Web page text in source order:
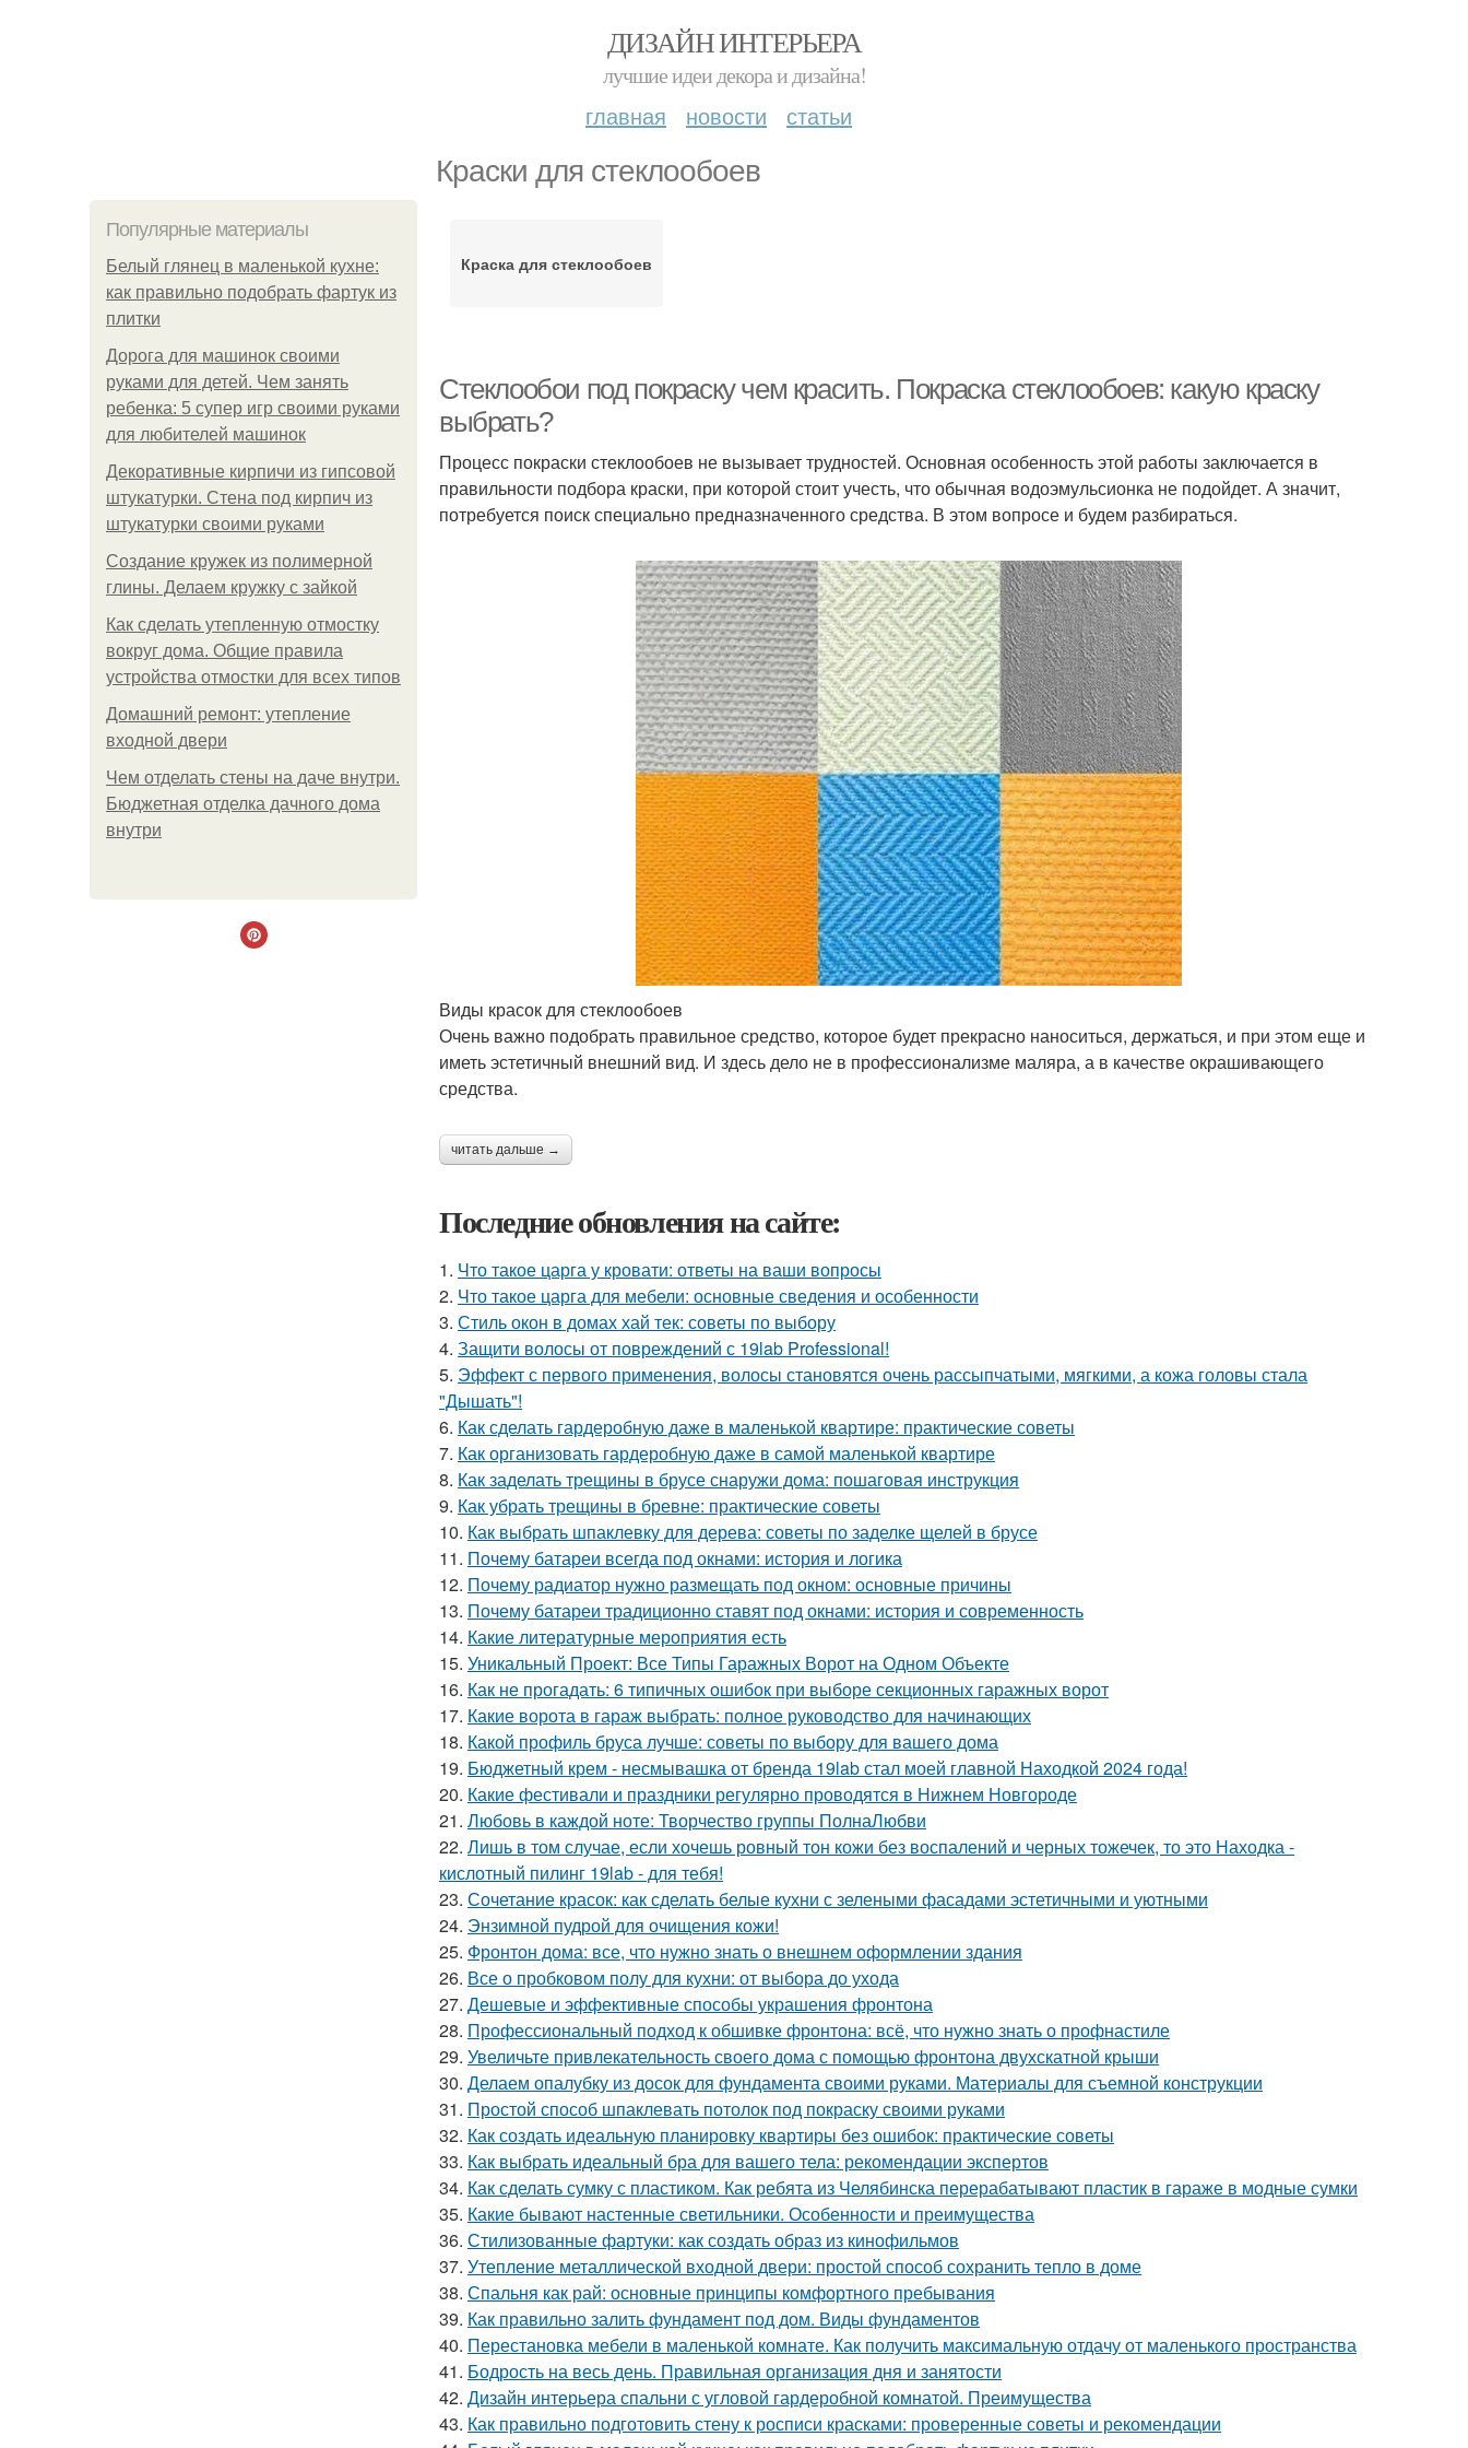
ДИЗАЙН ИНТЕРЬЕРА
лучшие идеи декора и дизайна!
главная новости статьи
Краски для стеклообоев
Популярные материалы
Белый глянец в маленькой кухне:
как правильно подобрать фартук из
плитки
Дорога для машинок своими
руками для детей. Чем занять
ребенка: 5 супер игр своими руками
для любителей машинок
Декоративные кирпичи из гипсовой
штукатурки. Стена под кирпич из
штукатурки своими руками
Создание кружек из полимерной
глины. Делаем кружку с зайкой
Как сделать утепленную отмостку
вокруг дома. Общие правила
устройства отмостки для всех типов
Домашний ремонт: утепление
входной двери
Чем отделать стены на даче внутри.
Бюджетная отделка дачного дома
внутри
Краска для стеклообоев
Стеклообои под покраску чем красить. Покраска стеклообоев: какую краску
выбрать?
Процесс покраски стеклообоев не вызывает трудностей. Основная особенность этой работы заключается в
правильности подбора краски, при которой стоит учесть, что обычная водоэмульсионка не подойдет. А значит,
потребуется поиск специально предназначенного средства. В этом вопросе и будем разбираться.
Виды красок для стеклообоев
Очень важно подобрать правильное средство, которое будет прекрасно наноситься, держаться, и при этом еще и
иметь эстетичный внешний вид. И здесь дело не в профессионализме маляра, а в качестве окрашивающего
средства.
читать дальше →
Последние обновления на сайте:
1. Что такое царга у кровати: ответы на ваши вопросы
2. Что такое царга для мебели: основные сведения и особенности
3. Стиль окон в домах хай тек: советы по выбору
4. Защити волосы от повреждений с 19lab Professional!
5. Эффект с первого применения, волосы становятся очень рассыпчатыми, мягкими, а кожа головы стала
"Дышать"!
6. Как сделать гардеробную даже в маленькой квартире: практические советы
7. Как организовать гардеробную даже в самой маленькой квартире
8. Как заделать трещины в брусе снаружи дома: пошаговая инструкция
9. Как убрать трещины в бревне: практические советы
10. Как выбрать шпаклевку для дерева: советы по заделке щелей в брусе
11. Почему батареи всегда под окнами: история и логика
12. Почему радиатор нужно размещать под окном: основные причины
13. Почему батареи традиционно ставят под окнами: история и современность
14. Какие литературные мероприятия есть
15. Уникальный Проект: Все Типы Гаражных Ворот на Одном Объекте
16. Как не прогадать: 6 типичных ошибок при выборе секционных гаражных ворот
17. Какие ворота в гараж выбрать: полное руководство для начинающих
18. Какой профиль бруса лучше: советы по выбору для вашего дома
19. Бюджетный крем - несмывашка от бренда 19lab стал моей главной Находкой 2024 года!
20. Какие фестивали и праздники регулярно проводятся в Нижнем Новгороде
21. Любовь в каждой ноте: Творчество группы ПолнаЛюбви
22. Лишь в том случае, если хочешь ровный тон кожи без воспалений и черных тожечек, то это Находка -
кислотный пилинг 19lab - для тебя!
23. Сочетание красок: как сделать белые кухни с зелеными фасадами эстетичными и уютными
24. Энзимной пудрой для очищения кожи!
25. Фронтон дома: все, что нужно знать о внешнем оформлении здания
26. Все о пробковом полу для кухни: от выбора до ухода
27. Дешевые и эффективные способы украшения фронтона
28. Профессиональный подход к обшивке фронтона: всё, что нужно знать о профнастиле
29. Увеличьте привлекательность своего дома с помощью фронтона двухскатной крыши
30. Делаем опалубку из досок для фундамента своими руками. Материалы для съемной конструкции
31. Простой способ шпаклевать потолок под покраску своими руками
32. Как создать идеальную планировку квартиры без ошибок: практические советы
33. Как выбрать идеальный бра для вашего тела: рекомендации экспертов
34. Как сделать сумку с пластиком. Как ребята из Челябинска перерабатывают пластик в гараже в модные сумки
35. Какие бывают настенные светильники. Особенности и преимущества
36. Стилизованные фартуки: как создать образ из кинофильмов
37. Утепление металлической входной двери: простой способ сохранить тепло в доме
38. Спальня как рай: основные принципы комфортного пребывания
39. Как правильно залить фундамент под дом. Виды фундаментов
40. Перестановка мебели в маленькой комнате. Как получить максимальную отдачу от маленького пространства
41. Бодрость на весь день. Правильная организация дня и занятости
42. Дизайн интерьера спальни с угловой гардеробной комнатой. Преимущества
43. Как правильно подготовить стену к росписи красками: проверенные советы и рекомендации